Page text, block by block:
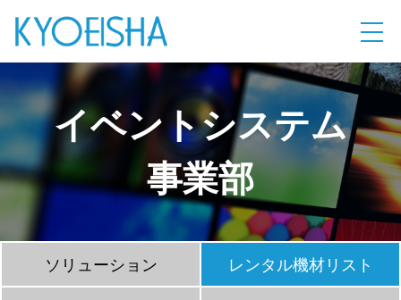
イベントシステム
事業部
ソリューション レンタル機材リスト